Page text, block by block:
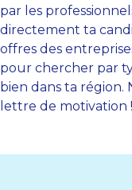
par les
directement ta
offres des
pour chercher par
bien dans ta région.
lettre de motivation !